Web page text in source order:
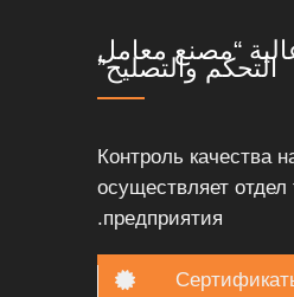
“مصنع معامل
التحكم والتصليح”
Контроль качества
осуществляет отдел
предприятия.